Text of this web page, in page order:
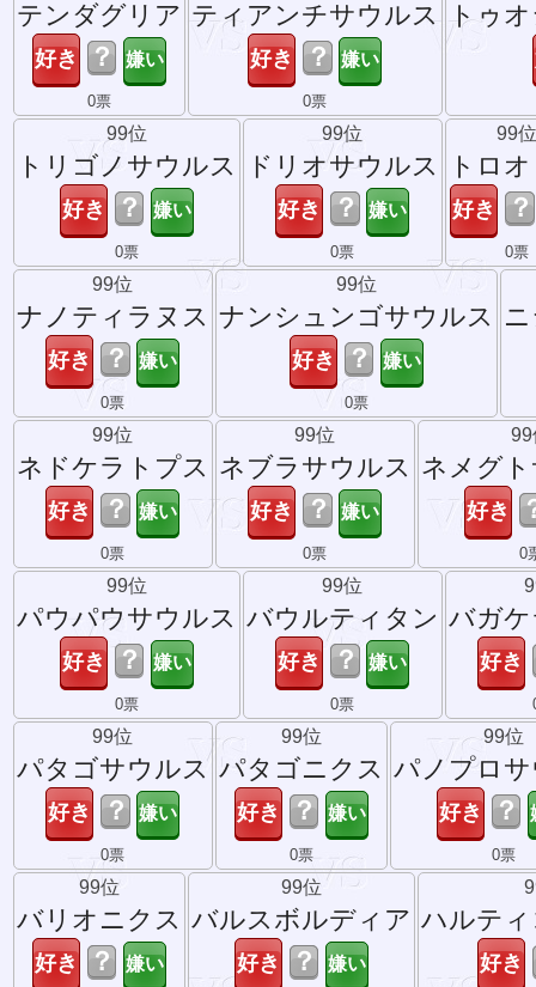
テンダグリア
？
0票
ティアンチサウルス
？
0票
トゥ
99位
トリゴノサウルス
？
0票
99位
ドリオサウルス
？
0票
99
トロ
？
0票
99位
ナノティラヌス
？
0票
99位
ナンシュンゴサウルス
？
0票
99位
ネドケラトプス
？
0票
99位
ネブラサウルス
？
0票
99
ネメグ
0
99位
パウパウサウルス
？
0票
99位
バウルティタン
？
0票
バガ
99位
パタゴサウルス
？
0票
99位
パタゴニクス
？
0票
99位
パノプロ
？
0票
99位
バリオニクス
？
99位
バルスボルディア
？
ハルテ